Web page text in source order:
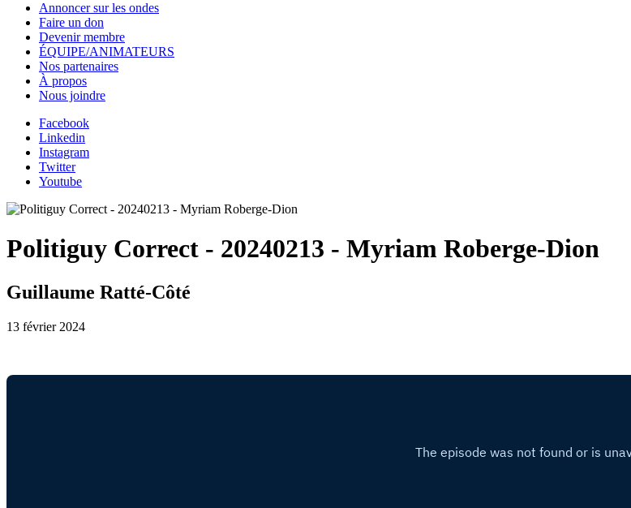
Annoncer sur les ondes
Faire un don
Devenir membre
ÉQUIPE/ANIMATEURS
Nos partenaires
À propos
Nous joindre
Facebook
Linkedin
Instagram
Twitter
Youtube
Politiguy Correct - 20240213 - Myriam Roberge-Dion
Guillaume Ratté-Côté
13 février 2024